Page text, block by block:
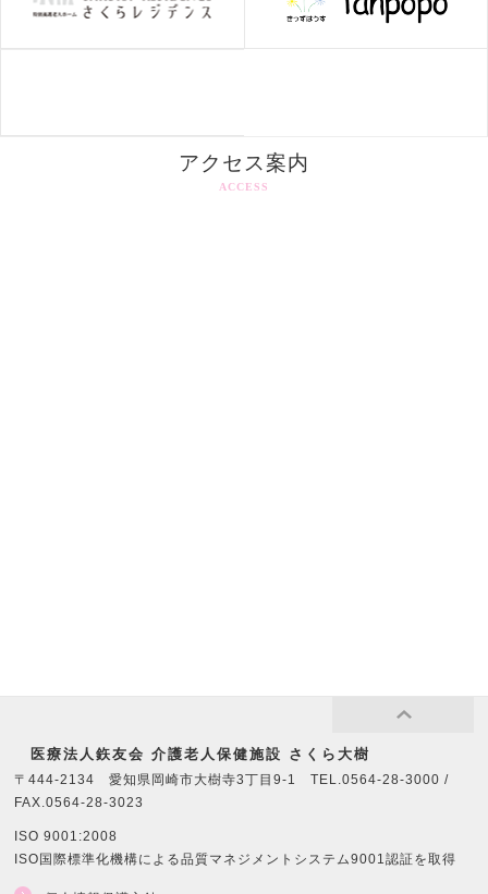
アクセス案内
ACCESS
医療法⼈鉃友会 介護老人保健施設 さくら大樹
〒444-2134 愛知県岡崎市大樹寺3丁目9-1 TEL.0564-28-3000 /
FAX.0564-28-3023
ISO 9001:2008
ISO国際標準化機構による品質マネジメントシステム9001認証を取得